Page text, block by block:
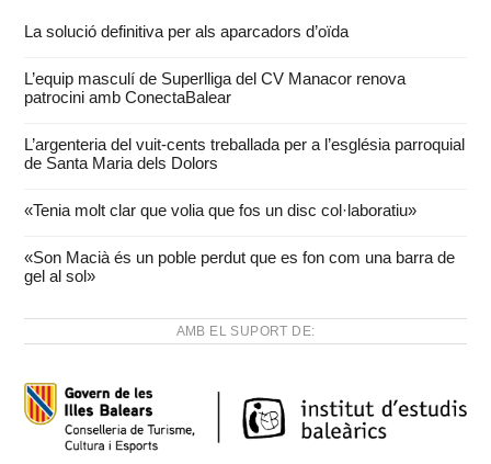
La solució definitiva per als aparcadors d’oïda
L’equip masculí de Superlliga del CV Manacor renova
patrocini amb ConectaBalear
L’argenteria del vuit-cents treballada per a l’església parroquial
de Santa Maria dels Dolors
«Tenia molt clar que volia que fos un disc col·laboratiu»
«Son Macià és un poble perdut que es fon com una barra de
gel al sol»
AMB EL SUPORT DE: